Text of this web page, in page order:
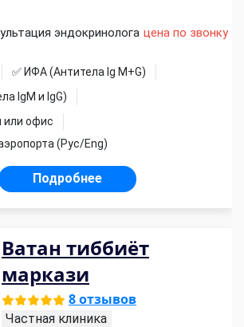
эндокринолога цена по звонку
✅ ИФА (Антитела Ig М+G)
IgM и IgG)
или офис
(Рус/Eng)
Подробнее
Ватан тиббиёт
маркази
8 отзывов
Частная клиника